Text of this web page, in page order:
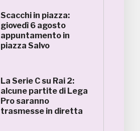
Scacchi in piazza:
giovedì 6 agosto
appuntamento in
piazza Salvo
La Serie C su Rai 2:
alcune partite di Lega
Pro saranno
trasmesse in diretta